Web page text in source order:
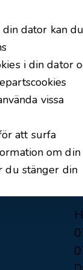
dator kan du
i din dator
vissa
att surfa
om din
du stänger din